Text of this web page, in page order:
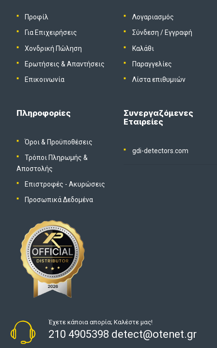
Προφίλ
Για Επιχειρήσεις
Χονδρική Πώληση
Ερωτήσεις & Απαντήσεις
Επικοινωνία
Λογαριασμός
Σύνδεση / Εγγραφή
Καλάθι
Παραγγελίες
Λίστα επιθυμιών
Πληροφορίες
Όροι & Προϋποθέσεις
Τρόποι Πληρωμής &
Αποστολής
Επιστροφές - Ακυρώσεις
Προσωπικά Δεδομένα
Συνεργαζόμενες
Εταιρείες
gdi-detectors.com
Έχετε κάποια απορία; Καλέστε μας!
210 4905398 detect@otenet.gr